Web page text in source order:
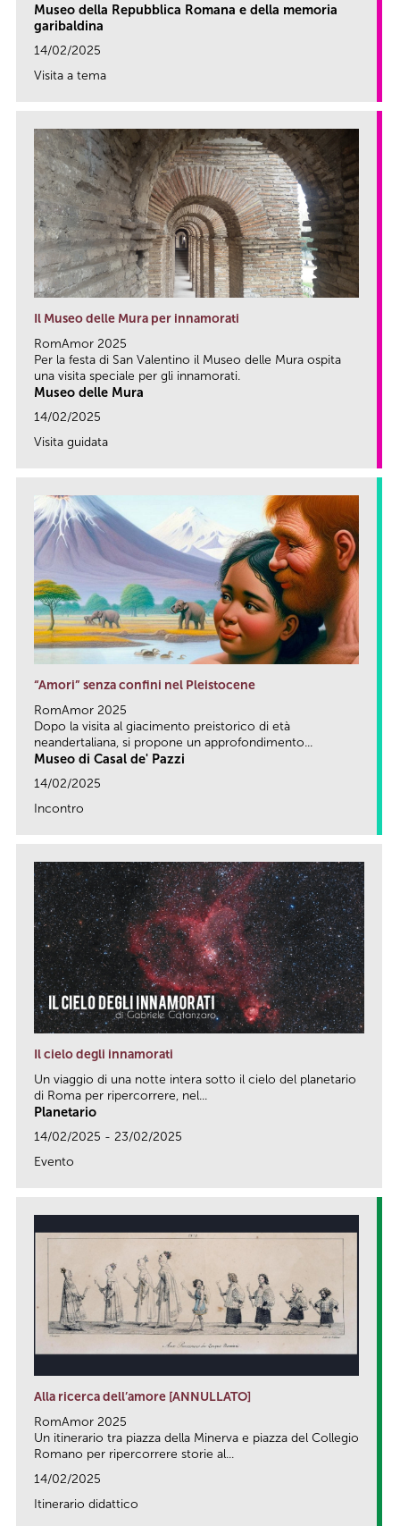
Museo della Repubblica Romana e della memoria
garibaldina
14/02/2025
Visita a tema
Il Museo delle Mura per innamorati
RomAmor 2025
Per la festa di San Valentino il Museo delle Mura ospita
una visita speciale per gli innamorati.
Museo delle Mura
14/02/2025
Visita guidata
“Amori” senza confini nel Pleistocene
RomAmor 2025
Dopo la visita al giacimento preistorico di età
neandertaliana, si propone un approfondimento...
Museo di Casal de' Pazzi
14/02/2025
Incontro
Il cielo degli innamorati
Un viaggio di una notte intera sotto il cielo del planetario
di Roma per ripercorrere, nel...
Planetario
14/02/2025 - 23/02/2025
Evento
Alla ricerca dell’amore [ANNULLATO]
RomAmor 2025
Un itinerario tra piazza della Minerva e piazza del Collegio
Romano per ripercorrere storie al...
14/02/2025
Itinerario didattico